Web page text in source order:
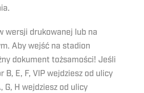
wersji drukowanej lub na
Aby wejść na stadion
dokument tożsamości! Jeśli
B, E, F, VIP wejdziesz od ulicy
G, H wejdziesz od ulicy